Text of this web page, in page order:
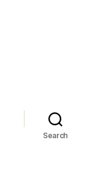
Search